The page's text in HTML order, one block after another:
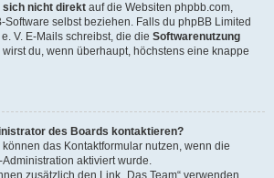
sich nicht direkt auf die Websiten phpbb.com,
selbst beziehen. Falls du phpBB Limited
V. E-Mails schreibst, die die Softwarenutzung
wirst du, wenn überhaupt, höchstens eine knappe
des Boards kontaktieren?
das Kontaktformular nutzen, wenn die
aktiviert wurde.
zusätzlich den Link „Das Team“ verwenden.